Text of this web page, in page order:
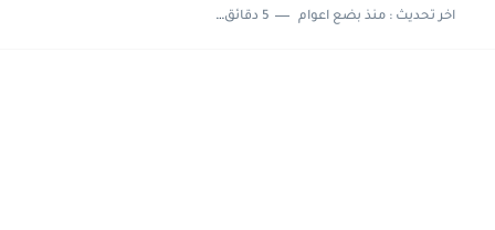
اخر تحديث :منذ بضع اعوام 5 دقائق للقراءة